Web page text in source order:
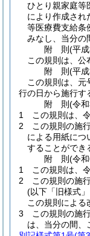
ひとり親家庭等
により作成され
等医療費支給条
みなし、当分の
附 則(平
この規則は、公
附 則(平
この規則は、元
行の日から施行す
附 則(令
1
この規則は、
2
この規則の施
による用紙につ
することができ
附 則(令
1
この規則は、
2
この規則の施
(以下「旧様式
この規則による
3
この規則の施
は、当分の間、